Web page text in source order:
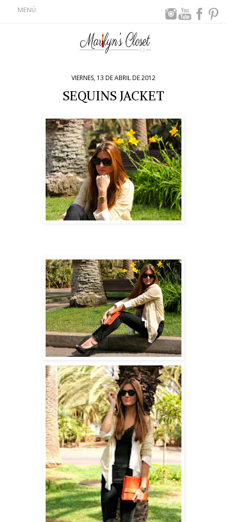
MENÚ
VIERNES, 13 DE ABRIL DE 2012
SEQUINS JACKET